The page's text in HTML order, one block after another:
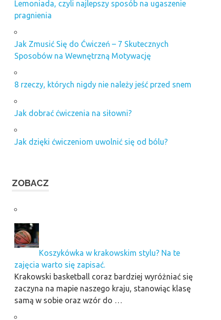
Lemoniada, czyli najlepszy sposób na ugaszenie
pragnienia
Jak Zmusić Się do Ćwiczeń – 7 Skutecznych
Sposobów na Wewnętrzną Motywację
8 rzeczy, których nigdy nie należy jeść przed snem
Jak dobrać ćwiczenia na siłowni?
Jak dzięki ćwiczeniom uwolnić się od bólu?
ZOBACZ
Koszykówka w krakowskim stylu? Na te
zajęcia warto się zapisać.
Krakowski basketball coraz bardziej wyróżniać się
zaczyna na mapie naszego kraju, stanowiąc klasę
samą w sobie oraz wzór do …